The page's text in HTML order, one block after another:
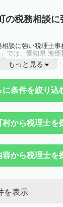
の税務相談
談に強い税理士
では、愛知県 海
ることが出来ます
理士に相談してみ
もっと見る
に条件を絞り込
村から税理士を
容から税理士を
を表示